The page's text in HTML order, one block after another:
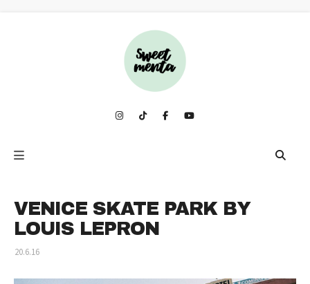
VENICE SKATE PARK BY
LOUIS LEPRON
20.6.16